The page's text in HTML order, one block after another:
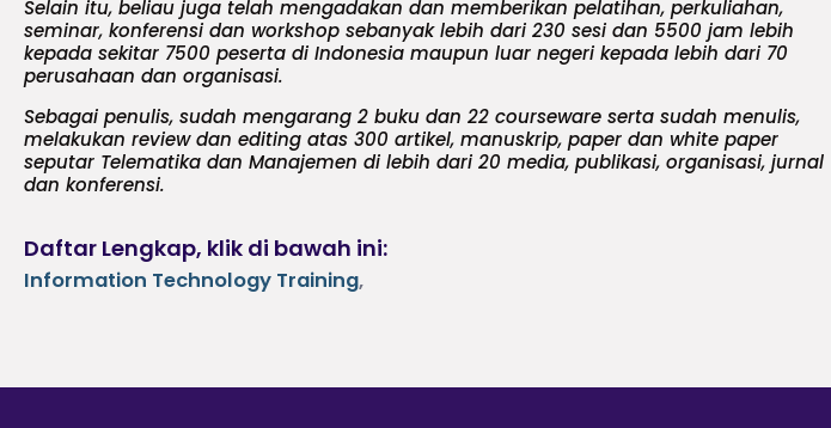
Selain itu, beliau juga telah mengadakan dan memberikan pelatihan, perkuliahan,
seminar, konferensi dan workshop sebanyak lebih dari 230 sesi dan 5500 jam lebih
kepada sekitar 7500 peserta di Indonesia maupun luar negeri kepada lebih dari 70
perusahaan dan organisasi.
Sebagai penulis, sudah mengarang 2 buku dan 22 courseware serta sudah menulis,
melakukan review dan editing atas 300 artikel, manuskrip, paper dan white paper
seputar Telematika dan Manajemen di lebih dari 20 media, publikasi, organisasi, jurnal
dan konferensi.
Daftar Lengkap, klik di bawah ini:
Information Technology Training,